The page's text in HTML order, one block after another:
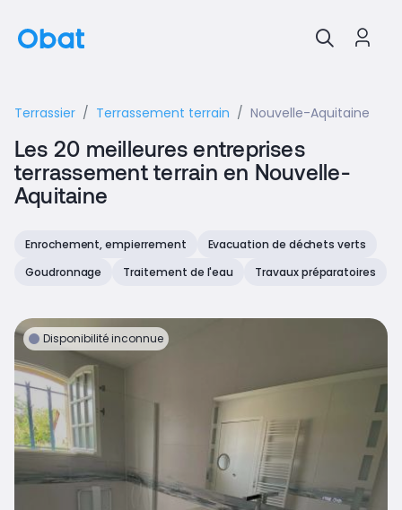
Terrassier Terrassement terrain Nouvelle-Aquitaine
Les 20 meilleures entreprises
terrassement terrain en Nouvelle-
Aquitaine
Enrochement, empierrement
Evacuation de déchets verts
Goudronnage
Traitement de l'eau Travaux préparatoires
Disponibilité inconnue